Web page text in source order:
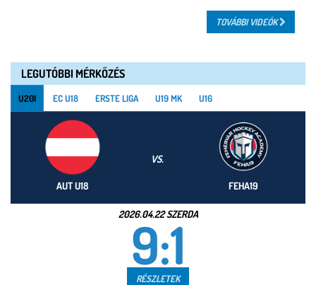
TOVÁBBI VIDEÓK
LEGUTÓBBI MÉRKŐZÉS
U20I EC U18 ERSTE LIGA U19 MK U16
AUT U18
VS.
FEHA19
2026.04.22 SZERDA
9:1
RÉSZLETEK